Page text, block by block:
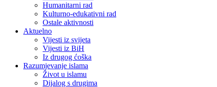
Humanitarni rad
Kulturno-edukativni rad
Ostale aktivnosti
Aktuelno
Vijesti iz svijeta
Vijesti iz BiH
Iz drugog ćoška
Razumjevanje islama
Život u islamu
Dijalog s drugima